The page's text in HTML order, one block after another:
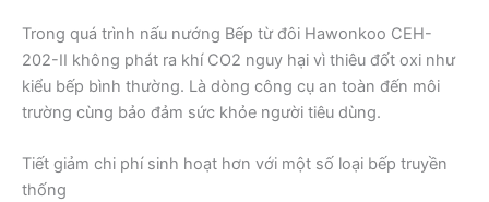
Trong quá trình nấu nướng Bếp từ đôi Hawonkoo CEH-
202-II không phát ra khí CO2 nguy hại vì thiêu đốt oxi như
kiểu bếp bình thường. Là dòng công cụ an toàn đến môi
trường cùng bảo đảm sức khỏe người tiêu dùng.
Tiết giảm chi phí sinh hoạt hơn với một số loại bếp truyền
thống